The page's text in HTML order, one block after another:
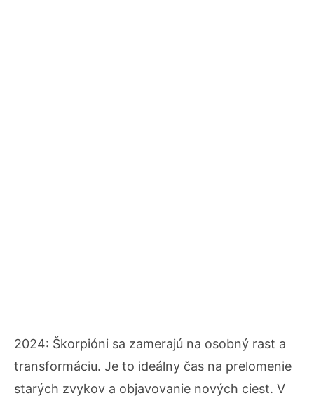
2024: Škorpióni sa zamerajú na osobný rast a
transformáciu. Je to ideálny čas na prelomenie
starých zvykov a objavovanie nových ciest. V